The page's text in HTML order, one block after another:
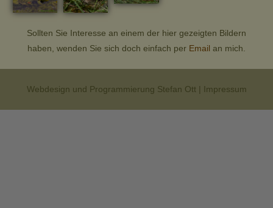
Sollten Sie Interesse an einem der hier gezeigten Bildern
haben, wenden Sie sich doch einfach per Email an mich.
Webdesign und Programmierung Stefan Ott | Impressum